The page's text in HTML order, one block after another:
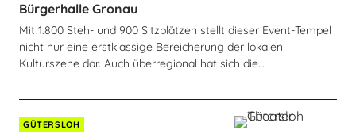
Bürgerhalle Gronau
Mit 1.800 Steh- und 900 Sitzplätzen stellt dieser Event-Tempel
nicht nur eine erstklassige Bereicherung der lokalen
Kulturszene dar. Auch überregional hat sich die…
GÜTERSLOH